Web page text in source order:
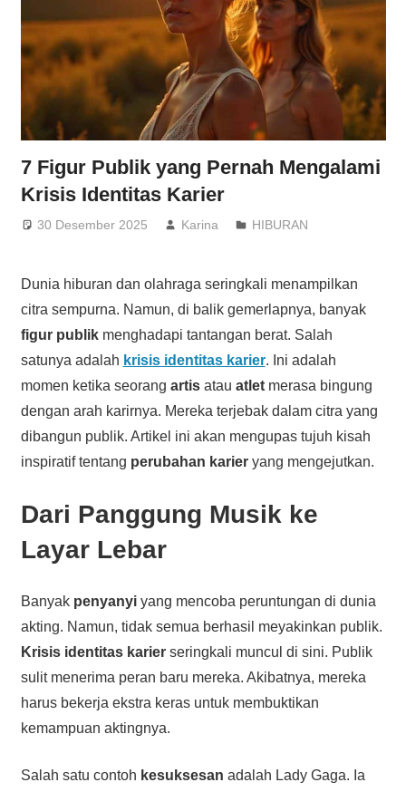
7 Figur Publik yang Pernah Mengalami
Krisis Identitas Karier
30 Desember 2025 Karina HIBURAN
Dunia hiburan dan olahraga seringkali menampilkan
citra sempurna. Namun, di balik gemerlapnya, banyak
figur publikmenghadapi tantangan berat. Salah
satunya adalah krisis identitas karier. Ini adalah
momen ketika seorang artisatau atletmerasa bingung
dengan arah karirnya. Mereka terjebak dalam citra yang
dibangun publik. Artikel ini akan mengupas tujuh kisah
inspiratif tentang perubahan karieryang mengejutkan.
Dari Panggung Musik ke
Layar Lebar
Banyak penyanyiyang mencoba peruntungan di dunia
akting. Namun, tidak semua berhasil meyakinkan publik.
Krisis identitas karierseringkali muncul di sini. Publik
sulit menerima peran baru mereka. Akibatnya, mereka
harus bekerja ekstra keras untuk membuktikan
kemampuan aktingnya.
Salah satu contoh kesuksesan adalah Lady Gaga. Ia